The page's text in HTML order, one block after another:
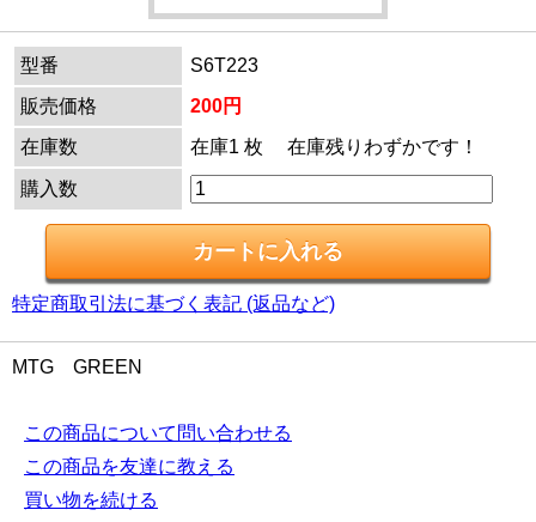
型番
S6T223
販売価格
200円
在庫数
在庫1 枚 在庫残りわずかです！
購入数
特定商取引法に基づく表記 (返品など)
MTG GREEN
この商品について問い合わせる
この商品を友達に教える
買い物を続ける